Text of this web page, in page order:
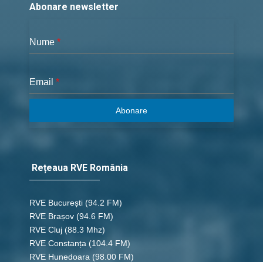
Abonare newsletter
Nume *
Email *
Abonare
Rețeaua RVE România
RVE București (94.2 FM)
RVE Brașov (94.6 FM)
RVE Cluj (88.3 Mhz)
RVE Constanța (104.4 FM)
RVE Hunedoara (98.00 FM)